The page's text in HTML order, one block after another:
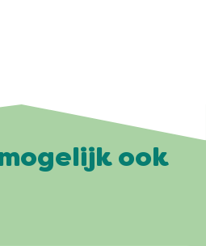
ook